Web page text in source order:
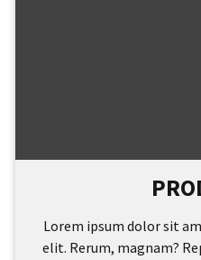
Lorem ipsum dolor sit
elit. Rerum, magnam?